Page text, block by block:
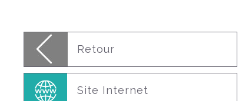
Retour
Site Internet